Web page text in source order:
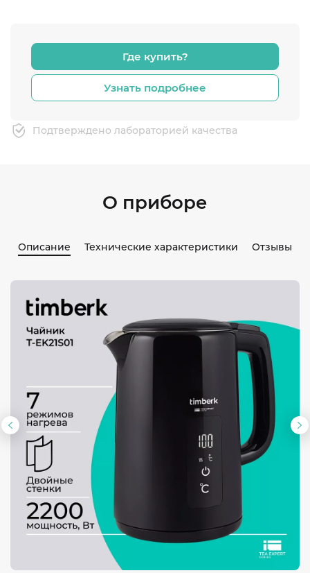
Где купить?
Узнать подробнее
Подтверждено лабораторией качества
О приборе
Описание Технические характеристики Отзывы
Предыдущий
слайд